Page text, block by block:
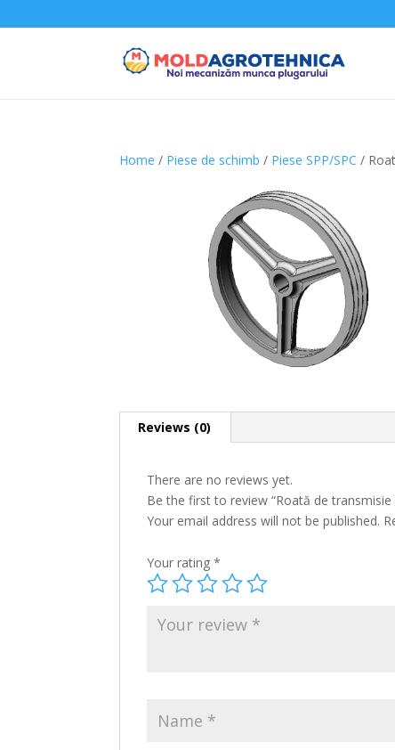
Home / Piese de schimb / Piese SPP/SPC /
Reviews (0)
There are no reviews yet.
Be the first to review “Roată de transmisie
Your email address will not be published.
Your rating*